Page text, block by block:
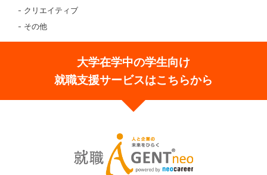
クリエイティブ
その他
大学在学中の学生向け
就職支援サービスはこちらから